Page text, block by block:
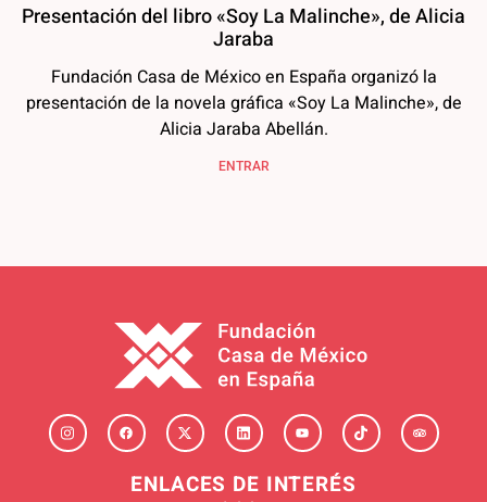
Presentación del libro «Soy La Malinche», de Alicia
Jaraba
Fundación Casa de México en España organizó la
presentación de la novela gráfica «Soy La Malinche», de
Alicia Jaraba Abellán.
ENTRAR
ENLACES DE INTERÉS